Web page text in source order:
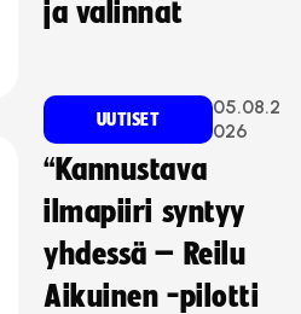
ja valinnat
UUTISET
05.08.2
026
“Kannustava
ilmapiiri syntyy
yhdessä – Reilu
Aikuinen -pilotti